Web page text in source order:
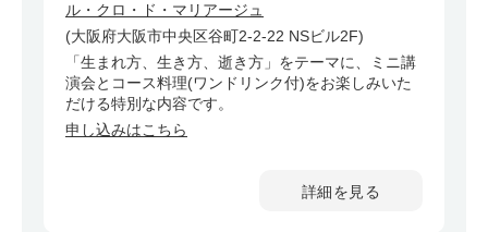
ル・クロ・ド・マリアージュ
(大阪府大阪市中央区谷町2-2-22 NSビル2F)
「生まれ方、生き方、逝き方」をテーマに、ミニ講
演会とコース料理(ワンドリンク付)をお楽しみいた
だける特別な内容です。
申し込みはこちら
詳細を見る